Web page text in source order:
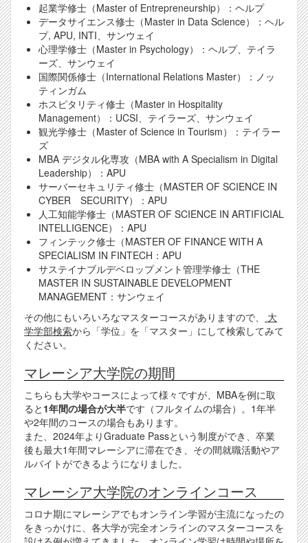
起業学修士（Master of Entrepreneurship）：ヘルプ
データサイエンス修士（Master in Data Science）：ヘル
プ, APU, INTI、サンウェイ
心理学修士（Master in Psychology）：ヘルプ、テイラ
ーズ、サンウェイ
国際関係修士（International Relations Master）：ノッ
ティンガム
ホスピタリティ修士（Master in Hospitality
Management）：UCSI、テイラーズ、サンウェイ
観光学修士（Master of Science in Tourism）：テイラー
ズ
MBA デジタル化専攻（MBA with A Specialism in Digital
Leadership）：APU
サーバーセキュリティ修士（MASTER OF SCIENCE IN
CYBER SECURITY）：APU
人工知能学修士（MASTER OF SCIENCE IN ARTIFICIAL
INTELLIGENCE）：APU
フィンテック修士（MASTER OF FINANCE WITH A
SPECIALISM IN FINTECH：APU
サステイナブルデベロップメント管理学修士（THE
MASTER IN SUSTAINABLE DEVELOPMENT
MANAGEMENT：サンウェイ
その他にもいろいろなマスターコースがありますので、
大
学学部検索から「学位」を「マスター」にして検索してみて
ください。
マレーシア大学院の期間
こちらも大学やコースによって様々ですが、MBAを例に取
ると 1年間の場合が大半です（フルタイムの場合）。1年半
や2年間のコースの場合もあります。
また、2024年よりGraduate Passという制度ができ、卒業
後も最大1年間マレーシアに滞在でき、その間就職活動やア
ルバイトができるようになりました。
マレーシア大学院のオンラインコース
コロナ期にマレーシアでもオンライン学習が主流になったの
をきっかけに、各大学が完全オンラインのマスターコースを